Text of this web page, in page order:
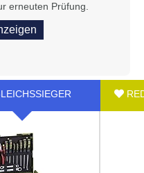
erneuten Prüfung.